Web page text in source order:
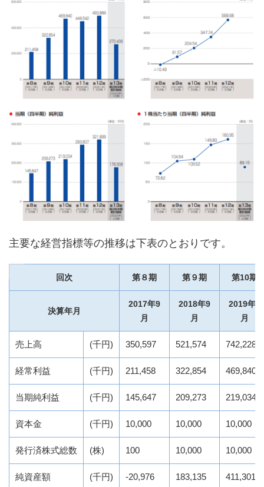
主要な経営指標等の推移は下表のとおりです。
回次 第８期 第９期 第10期
決算年月
2017年9
月
2018年9
月
2019年9
月
売上高 (千円) 350,597 521,574 742,228
経常利益 (千円) 211,458 322,854 469,840
当期純利益 (千円) 145,647 209,273 219,034
資本金 (千円) 10,000 10,000 10,000
発行済株式総数 (株) 100 10,000 10,000
純資産額 (千円) -20,976 183,135 411,301